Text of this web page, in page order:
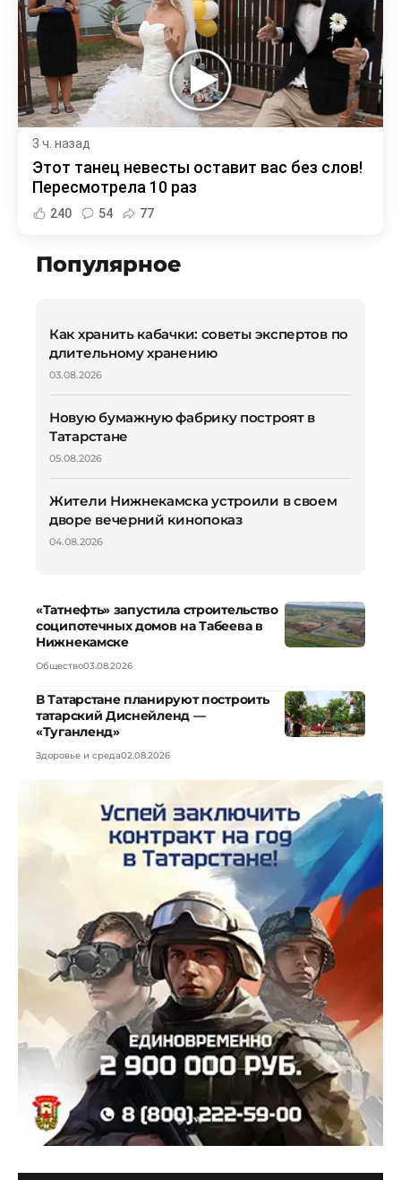
3 ч. назад
Этот танец невесты оставит вас без слов!
Пересмотрела 10 раз
240 54 77
Популярное
Как хранить кабачки: советы экспертов по
длительному хранению
03.08.2026
Новую бумажную фабрику построят в
Татарстане
05.08.2026
Жители Нижнекамска устроили в своем
дворе вечерний кинопоказ
04.08.2026
«Татнефть» запустила строительство
соципотечных домов на Табеева в
Нижнекамске
Общество03.08.2026
В Татарстане планируют построить
татарский Диснейленд —
«Туганленд»
Здоровье и среда02.08.2026